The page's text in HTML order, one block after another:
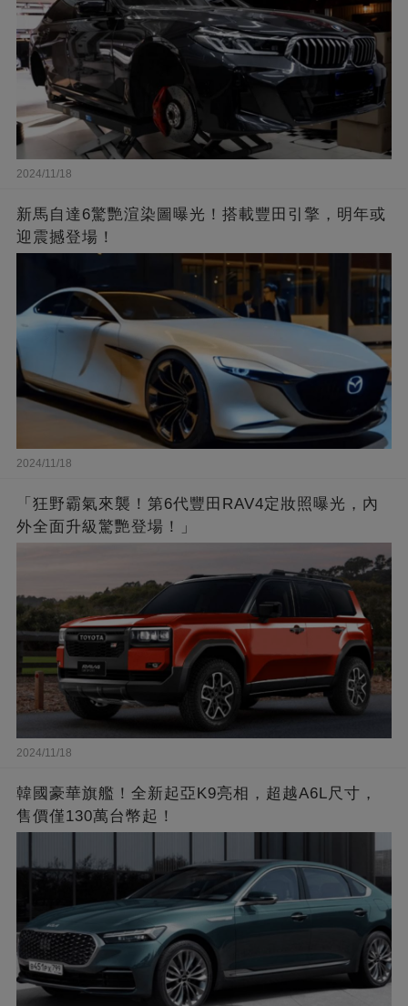
2024/11/18
新馬自達6驚艷渲染圖曝光！搭載豐田引擎，明年或
迎震撼登場！
2024/11/18
「狂野霸氣來襲！第6代豐田RAV4定妝照曝光，內
外全面升級驚艷登場！」
2024/11/18
韓國豪華旗艦！全新起亞K9亮相，超越A6L尺寸，
售價僅130萬台幣起！